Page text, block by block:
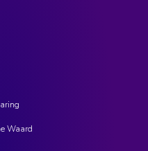
Waard